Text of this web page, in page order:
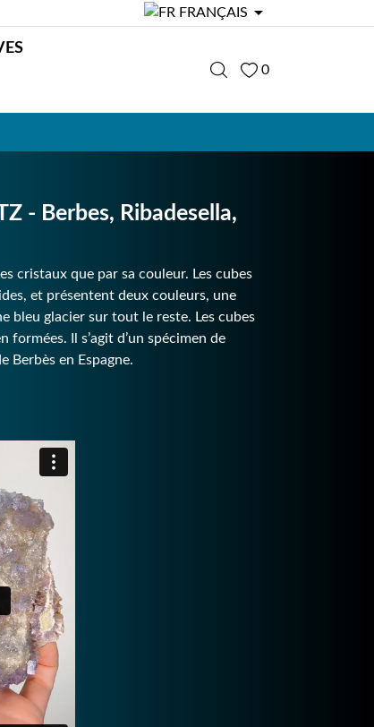
FRANÇAIS 
0
- Berbes, Ribadesella,
cristaux que par sa couleur. Les cubes
et présentent deux couleurs, une
bleu glacier sur tout le reste. Les cubes
Il s’agit d’un spécimen de
Berbès en Espagne.